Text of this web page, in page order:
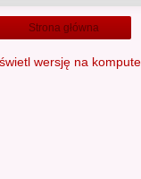
Strona główna
wersję na